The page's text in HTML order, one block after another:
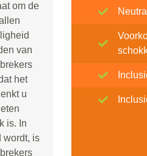
om de
van
het
u
is. In
wordt, is